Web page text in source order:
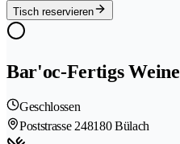
Tisch reservieren
Bar'oc-Fertigs Weine
Geschlossen
Poststrasse 248180 Bülach